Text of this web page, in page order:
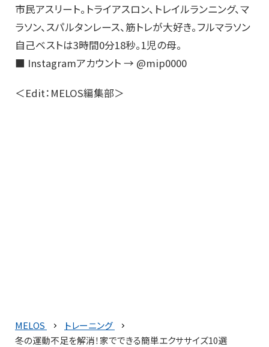
市民アスリート。トライアスロン、トレイルランニング、マ
ラソン、スパルタンレース、筋トレが大好き。フルマラソン
自己ベストは3時間0分18秒。1児の母。
■ Instagramアカウント → @mip0000
＜Edit：MELOS編集部＞
MELOS
トレーニング
冬の運動不足を解消！家でできる簡単エクササイズ10選